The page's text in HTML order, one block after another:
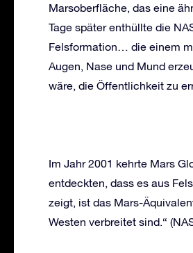
Marsoberfläche, das eine
Tage später enthüllte die
Felsformation… die einem
Augen, Nase und Mund
wäre, die Öffentlichkeit zu
Im Jahr 2001 kehrte Mars
entdeckten, dass es aus
zeigt, ist das Mars-
Westen verbreitet sind.“